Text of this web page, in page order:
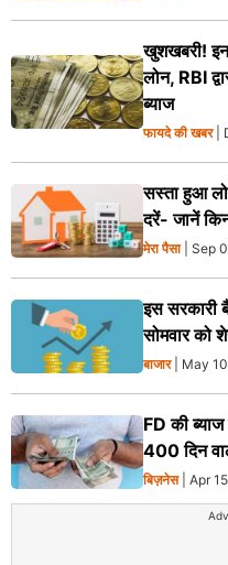
खुशखबरी! इन
लोन, RBI
ब्याज
फायदे की खबर|
सस्ता हुआ
दरें- जानें
मेरा पैसा| Sep
इस सरकारी
सोमवार को
बाजार| May
FD की
400 दिन
बिज़नेस| Apr